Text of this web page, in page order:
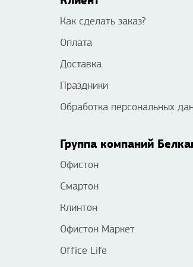
Как сделать заказ?
Оплата
Доставка
Праздники
Обработка персональных
Группа компаний
Офистон
Смартон
Клинтон
Офистон Маркет
Office Life